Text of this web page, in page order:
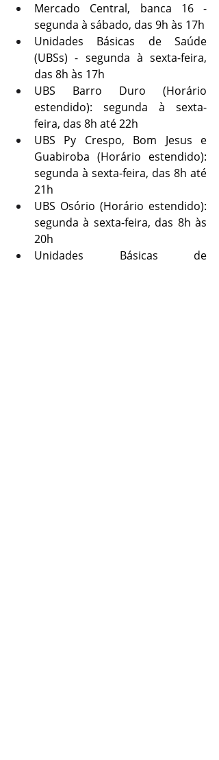
Mercado Central, banca 16 -
segunda à sábado, das 9h às 17h
Unidades Básicas de Saúde
(UBSs) - segunda à sexta-feira,
das 8h às 17h
UBS Barro Duro (Horário
estendido): segunda à sexta-
feira, das 8h até 22h
UBS Py Crespo, Bom Jesus e
Guabiroba (Horário estendido):
segunda à sexta-feira, das 8h até
21h
UBS Osório (Horário estendido):
segunda à sexta-feira, das 8h às
20h
Unidades Básicas de